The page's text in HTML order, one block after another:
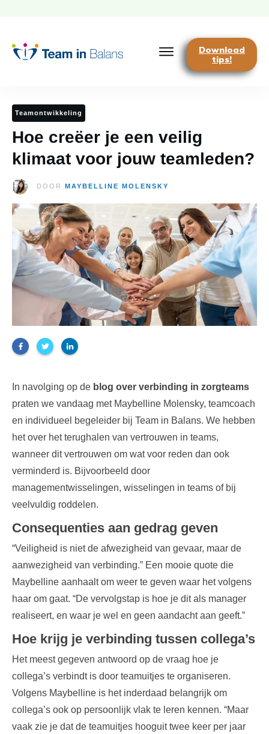
Download
tips!
Teamontwikkeling
Hoe creëer je een veilig
klimaat voor jouw teamleden?
DOOR MAYBELLINE MOLENSKY
In navolging op de blog over verbinding in zorgteams
praten we vandaag met Maybelline Molensky, teamcoach
en individueel begeleider bij Team in Balans. We hebben
het over het terughalen van vertrouwen in teams,
wanneer dit vertrouwen om wat voor reden dan ook
verminderd is. Bijvoorbeeld door
managementwisselingen, wisselingen in teams of bij
veelvuldig roddelen.
Consequenties aan gedrag geven
“Veiligheid is niet de afwezigheid van gevaar, maar de
aanwezigheid van verbinding.” Een mooie quote die
Maybelline aanhaalt om weer te geven waar het volgens
haar om gaat. “De vervolgstap is hoe je dit als manager
realiseert, en waar je wel en geen aandacht aan geeft.”
Hoe krijg je verbinding tussen collega’s
Het meest gegeven antwoord op de vraag hoe je
collega’s verbindt is door teamuitjes te organiseren.
Volgens Maybelline is het inderdaad belangrijk om
collega’s ook op persoonlijk vlak te leren kennen. “Maar
vaak zie je dat de teamuitjes hooguit twee keer per jaar